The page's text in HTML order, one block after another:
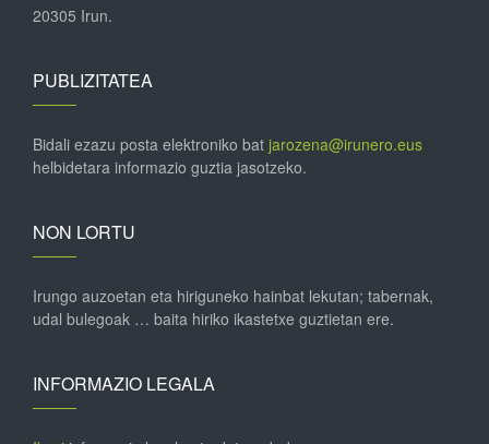
20305 Irun.
PUBLIZITATEA
Bidali ezazu posta elektroniko bat jarozena@irunero.eus
helbidetara informazio guztia jasotzeko.
NON LORTU
Irungo auzoetan eta hiriguneko hainbat lekutan; tabernak,
udal bulegoak … baita hiriko ikastetxe guztietan ere.
INFORMAZIO LEGALA